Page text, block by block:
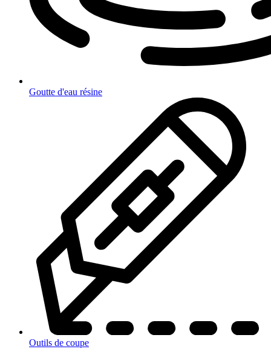
Goutte d'eau résine
Outils de coupe